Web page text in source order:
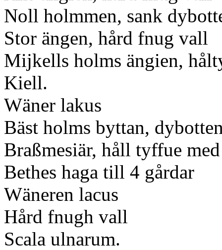
Noll holmmen, sank
Stor ängen, hård fnug vall
Mijkells holms ängien,
Kiell.
Wäner lakus
Bäst holms byttan,
Braßmesiär, håll tyffue
Bethes haga till 4 gårdar
Wäneren lacus
Hård fnugh vall
Scala ulnarum.